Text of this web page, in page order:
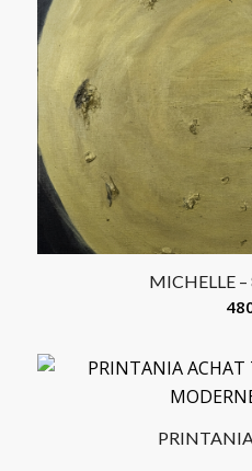
MICHELLE